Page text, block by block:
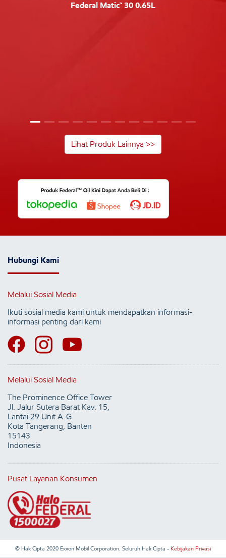
Federal Matic™ 30 0.65L
Lihat Produk Lainnya >>
Hubungi Kami
Melalui Sosial Media
Ikuti sosial media kami untuk mendapatkan informasi-
informasi penting dari kami
Melalui Sosial Media
The Prominence Office Tower
Jl. Jalur Sutera Barat Kav. 15,
Lantai 29 Unit A-G
Kota Tangerang, Banten
15143
Indonesia
Pusat Layanan Konsumen
© Hak Cipta 2020 Exxon Mobil Corporation. Seluruh Hak Cipta - Kebijakan Privasi